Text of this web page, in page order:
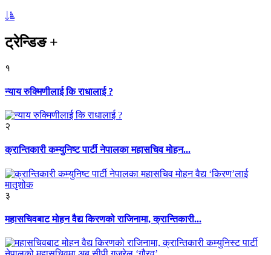
ट्रेन्डिङ+
१
न्याय रुक्मिणीलाई कि राधालाई ?
२
क्रान्तिकारी कम्युनिष्ट पार्टी नेपालका महासचिव मोहन...
३
महासचिवबाट मोहन वैद्य किरणको राजिनामा, क्रान्तिकारी...